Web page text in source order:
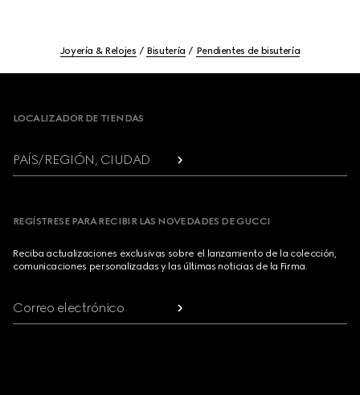
Joyería & Relojes Bisutería Pendientes de bisutería
LOCALIZADOR DE TIENDAS
PAÍS/REGIÓN, CIUDAD
REGÍSTRESE PARA RECIBIR LAS NOVEDADES DE GUCCI
Reciba actualizaciones exclusivas sobre el lanzamiento de la colección,
comunicaciones personalizadas y las últimas noticias de la Firma.
Correo electrónico